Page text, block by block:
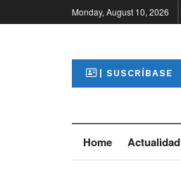
Monday, August 10, 2026
| SUSCRÍBASE
Home Actualidad